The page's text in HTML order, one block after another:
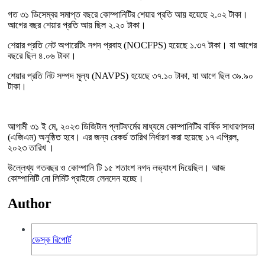
গত ৩১ ডিসেম্বর সমাপ্ত বছরে কোম্পানিটির শেয়ার প্রতি আয় হয়েছে ২.০২ টাকা।
আগের বছর শেয়ার প্রতি আয় ছিল ২.২০ টাকা।
শেয়ার প্রতি নেট অপারেটিং নগদ প্রবাহ (NOCFPS) হয়েছে ১.৩৭ টাকা। যা আগের
বছরে ছিল ৪.০৬ টাকা।
শেয়ার প্রতি নিট সম্পদ মূল্য (NAVPS) হয়েছে ৩৭.১০ টাকা, যা আগে ছিল ৩৯.৯০
টাকা।
আগামী ৩১ ই মে, ২০২৩ ডিজিটাল প্লাটফর্মের মাধ্যমে কোম্পানিটির বার্ষিক সাধারণসভা
(এজিএম) অনুষ্ঠিত হবে। এর জন্য রেকর্ড তারিখ নির্ধারণ করা হয়েছে ১৭ এপ্রিল,
২০২৩ তারিখ ।
উল্লেখ্য গতবছর ও কোম্পানি টি ১৫ শতাংশ নগদ লভ্যাংশ দিয়েছিল। আজ
কোম্পানিটি নো লিমিট প্রাইজে লেনদেন হচ্ছে।
Author
ডেস্ক রিপোর্ট